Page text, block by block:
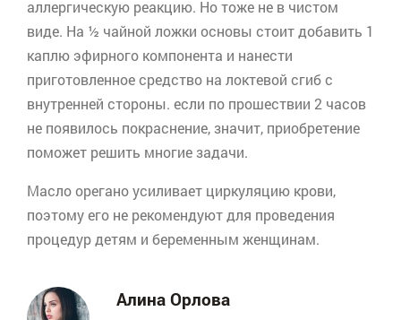
аллергическую реакцию. Но тоже не в чистом
виде. На ½ чайной ложки основы стоит добавить 1
каплю эфирного компонента и нанести
приготовленное средство на локтевой сгиб с
внутренней стороны. если по прошествии 2 часов
не появилось покраснение, значит, приобретение
поможет решить многие задачи.
Маслоореганоусиливает циркуляцию крови,
поэтому его не рекомендуют для проведения
процедур детям и беременным женщинам.
Алина Орлова